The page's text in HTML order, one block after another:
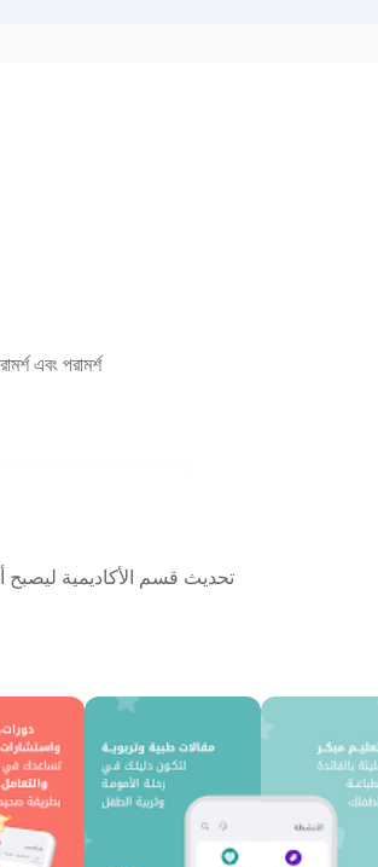
এবং পরামর্শ
বিজ্ঞপ্তি বোতামটি চালু করুন
* تحديث قسم الأكاديمية